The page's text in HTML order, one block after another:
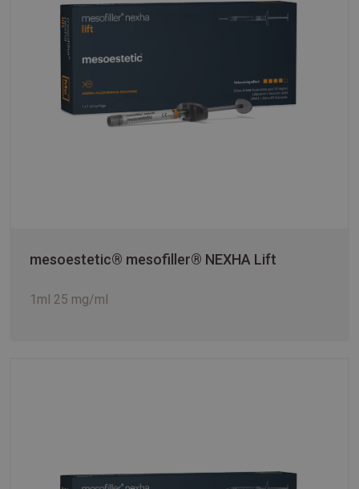
mesoestetic® mesofiller® NEXHA Lift
1ml 25 mg/ml